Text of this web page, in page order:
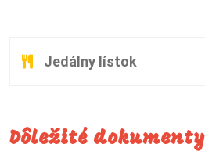
Jedálny lístok
Dôležité dokumenty